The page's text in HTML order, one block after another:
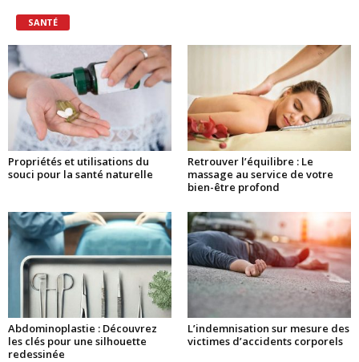
SANTÉ
Propriétés et utilisations du
souci pour la santé naturelle
Retrouver l’équilibre : Le
massage au service de votre
bien-être profond
Abdominoplastie : Découvrez
les clés pour une silhouette
redessinée
L’indemnisation sur mesure des
victimes d’accidents corporels